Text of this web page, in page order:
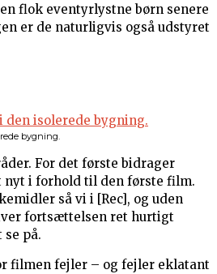
flok eventyrlystne børn senere
er de naturligvis også udstyret
bygning.
For det første bidrager
i forhold til den første film.
så vi i [Rec], og uden
fortsættelsen ret hurtigt
på.
filmen fejler – og fejler eklatant